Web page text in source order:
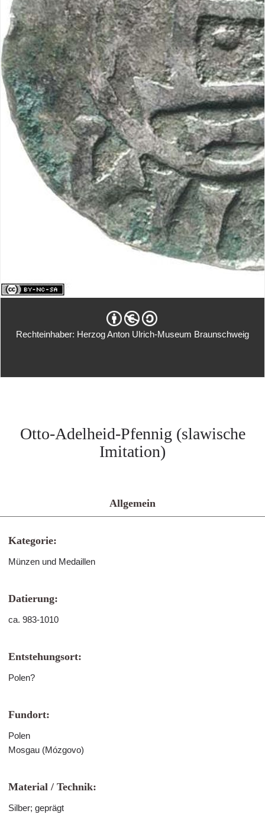
Rechteinhaber: Herzog Anton Ulrich-Museum Braunschweig
Otto-Adelheid-Pfennig (slawische
Imitation)
Allgemein
Kategorie:
Münzen und Medaillen
Datierung:
ca. 983-1010
Entstehungsort:
Polen?
Fundort:
Polen
Mosgau (Mózgovo)
Material / Technik:
Silber; geprägt